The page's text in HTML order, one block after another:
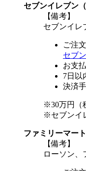
セブンイレブン（
【備考】
セブンイレ
ご注
セブ
お支
7日以
決済
※30万円（
※セブンイ
ファミリーマー
【備考】
ローソン、